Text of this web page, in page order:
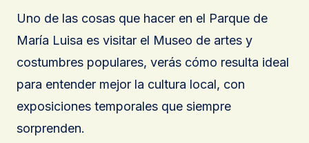
Uno de las cosas que hacer en el Parque de
María Luisa es visitar el Museo de artes y
costumbres populares, verás cómo resulta ideal
para entender mejor la cultura local, con
exposiciones temporales que siempre
sorprenden.